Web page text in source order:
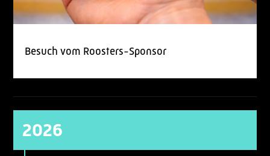
Besuch vom Roosters-Sponsor
2026